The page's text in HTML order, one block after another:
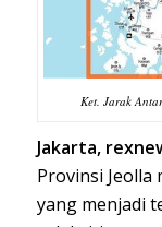
Ket. Jarak
Jakarta,
Provinsi
yang menjadi